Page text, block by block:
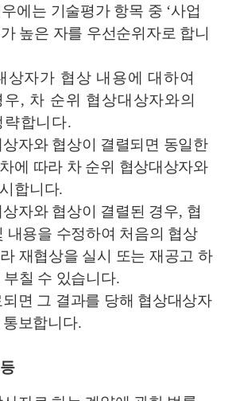
에는 기술평가 항목 중 ‘사업
높은 자를 우선순위자로 합니
상자가 협상 내용에 대하여
우, 차 순위 협상대상자와의
략합니다.
자와 협상이 결렬되면 동일한
에 따라 차 순위 협상대상자와
합니다.
상자와 협상이 결렬된 경우, 협
내용을 수정하여 처음의 협상
재협상을 실시 또는 재공고 하
부칠 수 있습니다.
면 그 결과를 당해 협상대상자
보합니다.